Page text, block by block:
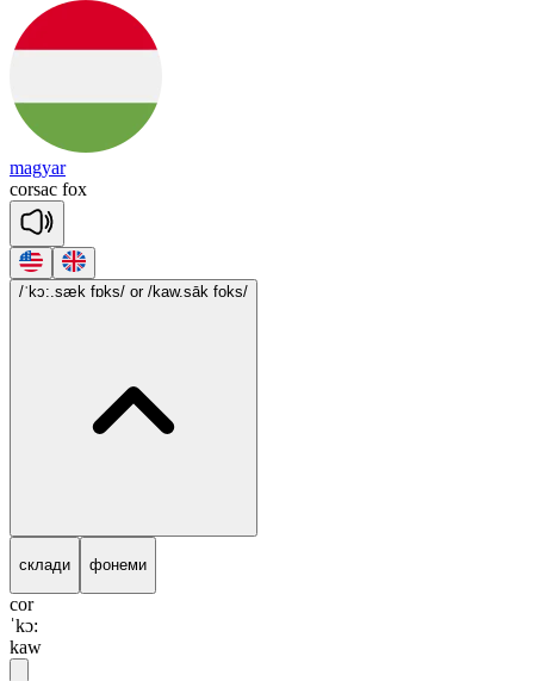
magyar
corsac fox
/ˈkɔ:.sæk fɒks/ or /kaw.sāk foks/
склади фонеми
cor
ˈkɔ:
kaw